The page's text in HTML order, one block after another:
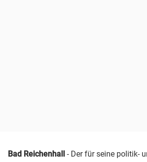
Bad Reichenhall - Der für seine politik-